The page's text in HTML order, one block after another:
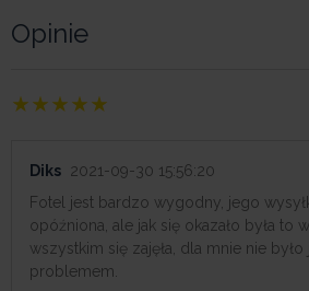
Opinie
Diks 2021-09-30 15:56:20
Fotel jest bardzo wygodny, jego
opóźniona, ale jak się okazało była to
wszystkim się zajęła, dla mnie nie
problemem.